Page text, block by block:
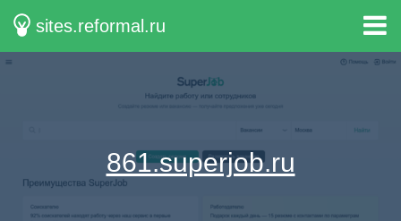
sites.reformal.ru
861.superjob.ru